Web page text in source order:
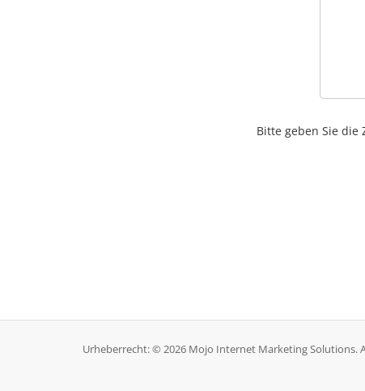
Bitte geben Sie
Urheberrecht: © 2026 Mojo Internet Marketing Solutions.